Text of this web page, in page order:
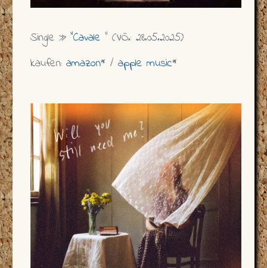
Single » "Cavale " (VÖ.: 28.05.2025)
kaufen: amazon* / apple music*